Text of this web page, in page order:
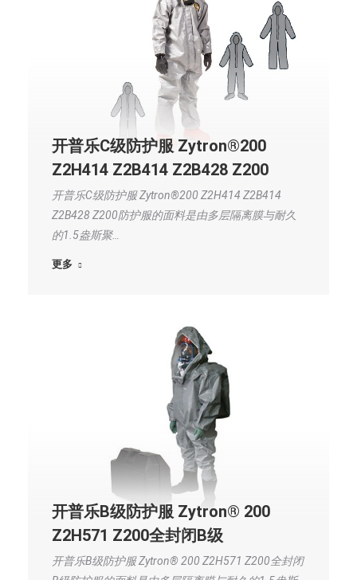
开普乐C级防护服 Zytron®200
Z2H414 Z2B414 Z2B428 Z200
开普乐C级防护服 Zytron®200 Z2H414 Z2B414
Z2B428 Z200防护服的面料是由多层隔离膜与耐久
的1.5盎斯聚…
更多
开普乐B级防护服 Zytron® 200
Z2H571 Z200全封闭B级
开普乐B级防护服 Zytron® 200 Z2H571 Z200全封闭